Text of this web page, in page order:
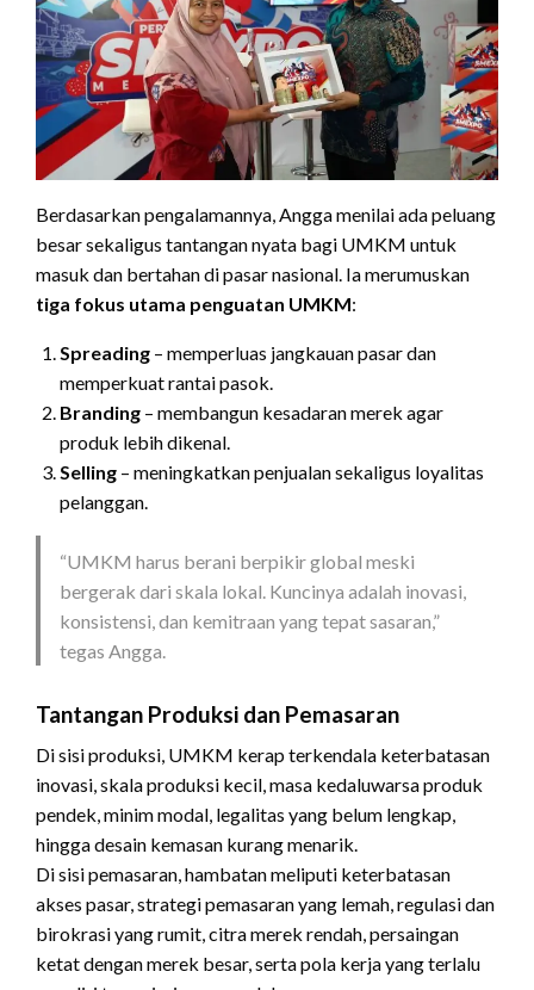
Berdasarkan pengalamannya, Angga menilai ada peluang
besar sekaligus tantangan nyata bagi UMKM untuk
masuk dan bertahan di pasar nasional. Ia merumuskan
tiga fokus utama penguatan UMKM:
Spreading – memperluas jangkauan pasar dan
memperkuat rantai pasok.
Branding – membangun kesadaran merek agar
produk lebih dikenal.
Selling – meningkatkan penjualan sekaligus loyalitas
pelanggan.
“UMKM harus berani berpikir global meski
bergerak dari skala lokal. Kuncinya adalah inovasi,
konsistensi, dan kemitraan yang tepat sasaran,”
tegas Angga.
Tantangan Produksi dan Pemasaran
Di sisi produksi, UMKM kerap terkendala keterbatasan
inovasi, skala produksi kecil, masa kedaluwarsa produk
pendek, minim modal, legalitas yang belum lengkap,
hingga desain kemasan kurang menarik.
Di sisi pemasaran, hambatan meliputi keterbatasan
akses pasar, strategi pemasaran yang lemah, regulasi dan
birokrasi yang rumit, citra merek rendah, persaingan
ketat dengan merek besar, serta pola kerja yang terlalu